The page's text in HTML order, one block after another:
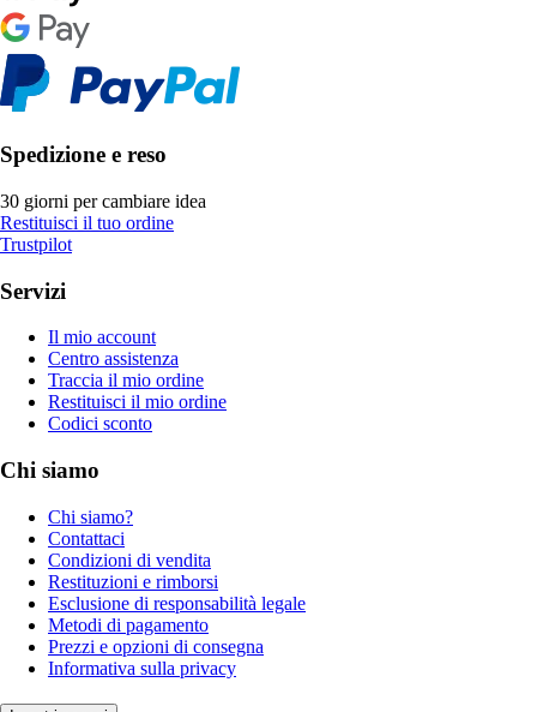
Spedizione e reso
30 giorni per cambiare idea
Restituisci il tuo ordine
Trustpilot
Servizi
Il mio account
Centro assistenza
Traccia il mio ordine
Restituisci il mio ordine
Codici sconto
Chi siamo
Chi siamo?
Contattaci
Condizioni di vendita
Restituzioni e rimborsi
Esclusione di responsabilità legale
Metodi di pagamento
Prezzi e opzioni di consegna
Informativa sulla privacy